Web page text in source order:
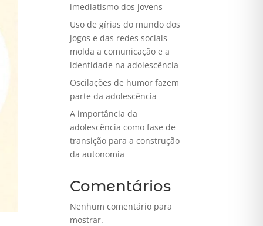
imediatismo dos jovens
Uso de gírias do mundo dos
jogos e das redes sociais
molda a comunicação e a
identidade na adolescência
Oscilações de humor fazem
parte da adolescência
A importância da
adolescência como fase de
transição para a construção
da autonomia
Comentários
Nenhum comentário para
mostrar.